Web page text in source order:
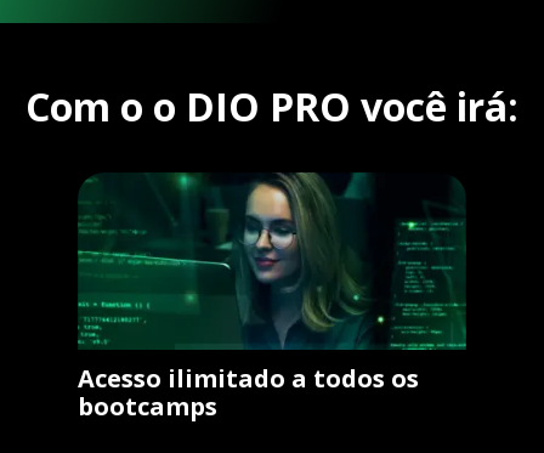
Com o o DIO PRO você irá:
Acesso ilimitado a todos os
bootcamps